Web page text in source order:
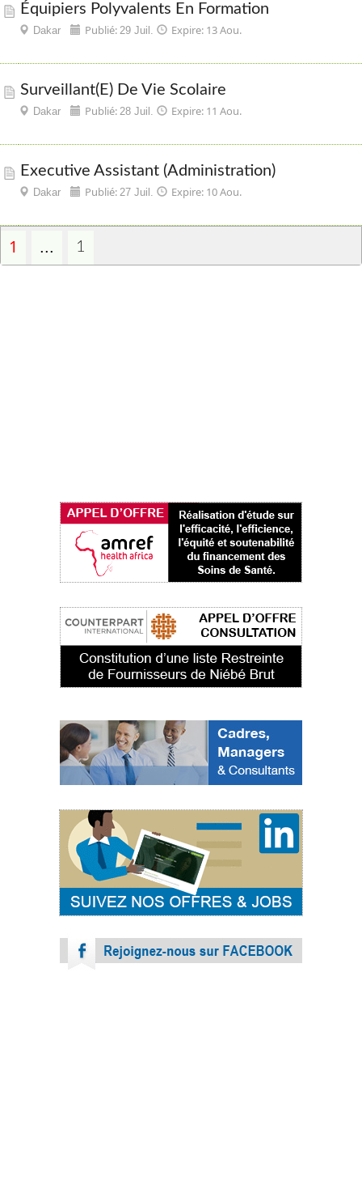
Équipiers Polyvalents En Formation
Dakar Publié: 29 Juil. Expire: 13 Aou.
Surveillant(e) De Vie Scolaire
Dakar Publié: 28 Juil. Expire: 11 Aou.
Executive Assistant (Administration)
Dakar Publié: 27 Juil. Expire: 10 Aou.
1 ... 1